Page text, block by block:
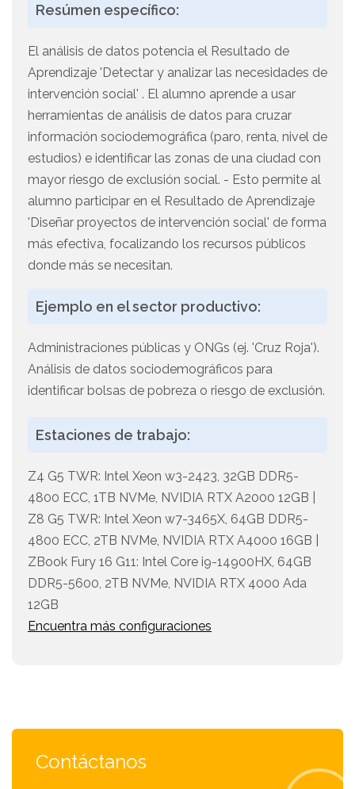
Resúmen específico:
El análisis de datos potencia el Resultado de
Aprendizaje 'Detectar y analizar las necesidades de
intervención social' . El alumno aprende a usar
herramientas de análisis de datos para cruzar
información sociodemográfica (paro, renta, nivel de
estudios) e identificar las zonas de una ciudad con
mayor riesgo de exclusión social. - Esto permite al
alumno participar en el Resultado de Aprendizaje
'Diseñar proyectos de intervención social' de forma
más efectiva, focalizando los recursos públicos
donde más se necesitan.
Ejemplo en el sector productivo:
Administraciones públicas y ONGs (ej. 'Cruz Roja').
Análisis de datos sociodemográficos para
identificar bolsas de pobreza o riesgo de exclusión.
Estaciones de trabajo:
Z4 G5 TWR: Intel Xeon w3-2423, 32GB DDR5-
4800 ECC, 1TB NVMe, NVIDIA RTX A2000 12GB |
Z8 G5 TWR: Intel Xeon w7-3465X, 64GB DDR5-
4800 ECC, 2TB NVMe, NVIDIA RTX A4000 16GB |
ZBook Fury 16 G11: Intel Core i9-14900HX, 64GB
DDR5-5600, 2TB NVMe, NVIDIA RTX 4000 Ada
12GB
Encuentra más configuraciones
Contáctanos